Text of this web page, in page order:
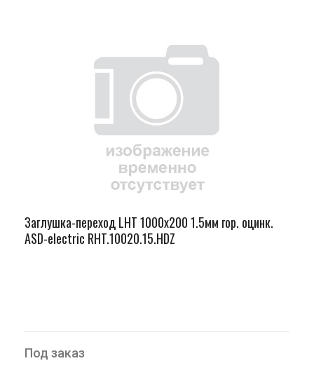
Заглушка-переход LHT 1000х200 1.5мм гор. оцинк.
ASD-electric RHT.10020.15.HDZ
Под заказ